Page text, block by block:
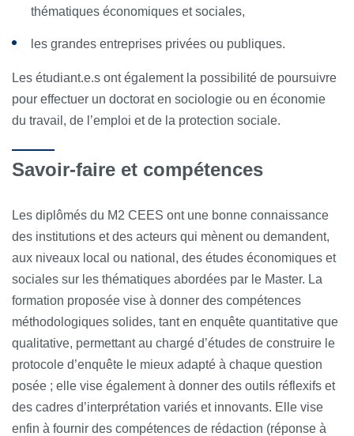
thématiques économiques et sociales,
les grandes entreprises privées ou publiques.
Les étudiant.e.s ont également la possibilité de poursuivre
pour effectuer un doctorat en sociologie ou en économie
du travail, de l’emploi et de la protection sociale.
Savoir-faire et compétences
Les diplômés du M2 CEES ont une bonne connaissance
des institutions et des acteurs qui mènent ou demandent,
aux niveaux local ou national, des études économiques et
sociales sur les thématiques abordées par le Master. La
formation proposée vise à donner des compétences
méthodologiques solides, tant en enquête quantitative que
qualitative, permettant au chargé d’études de construire le
protocole d’enquête le mieux adapté à chaque question
posée ; elle vise également à donner des outils réflexifs et
des cadres d’interprétation variés et innovants. Elle vise
enfin à fournir des compétences de rédaction (réponse à